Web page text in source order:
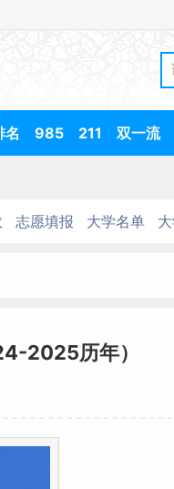
名 985 211 双一流
志愿填报 大学名单
2025历年）